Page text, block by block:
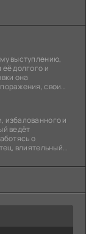
выступлению,
долгого и
она
свои
избалованного и
ведёт
о
влиятельный